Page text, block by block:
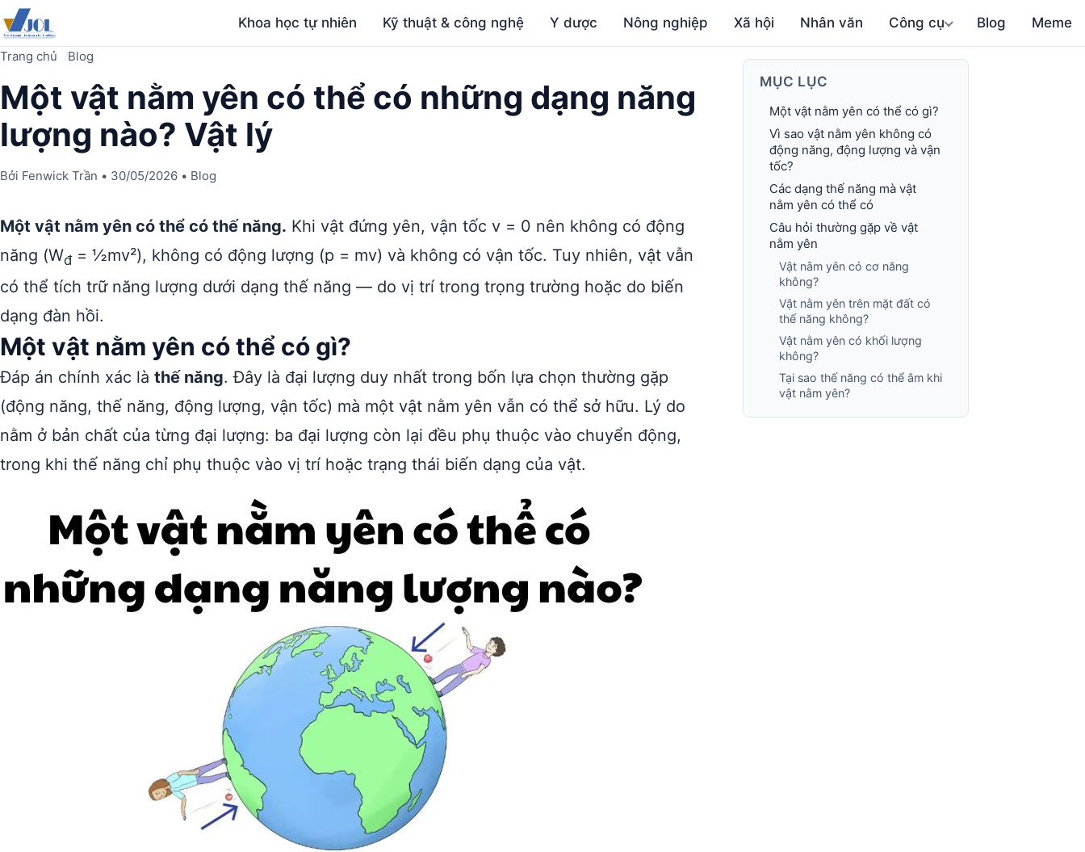
Khoa học tự nhiên Kỹ thuật & công nghệ Y dược Nông nghiệp Xã hội Nhân văn Công cụ Blog Meme
Trang chủ Blog
Một vật nằm yên có thể có những dạng năng
lượng nào? Vật lý
Bởi Fenwick Trần • 30/05/2026 • Blog
Một vật nằm yên có thể có thế năng. Khi vật đứng yên, vận tốc v = 0 nên không có động
năng (Wđ= ½mv²), không có động lượng (p = mv) và không có vận tốc. Tuy nhiên, vật vẫn
có thể tích trữ năng lượng dưới dạng thế năng — do vị trí trong trọng trường hoặc do biến
dạng đàn hồi.
Một vật nằm yên có thể có gì?
Đáp án chính xác là thế năng. Đây là đại lượng duy nhất trong bốn lựa chọn thường gặp
(động năng, thế năng, động lượng, vận tốc) mà một vật nằm yên vẫn có thể sở hữu. Lý do
nằm ở bản chất của từng đại lượng: ba đại lượng còn lại đều phụ thuộc vào chuyển động,
trong khi thế năng chỉ phụ thuộc vào vị trí hoặc trạng thái biến dạng của vật.
MỤC LỤC
Một vật nằm yên có thể có gì?
Vì sao vật nằm yên không có
động năng, động lượng và vận
tốc?
Các dạng thế năng mà vật
nằm yên có thể có
Câu hỏi thường gặp về vật
nằm yên
Vật nằm yên có cơ năng
không?
Vật nằm yên trên mặt đất có
thế năng không?
Vật nằm yên có khối lượng
không?
Tại sao thế năng có thể âm khi
vật nằm yên?